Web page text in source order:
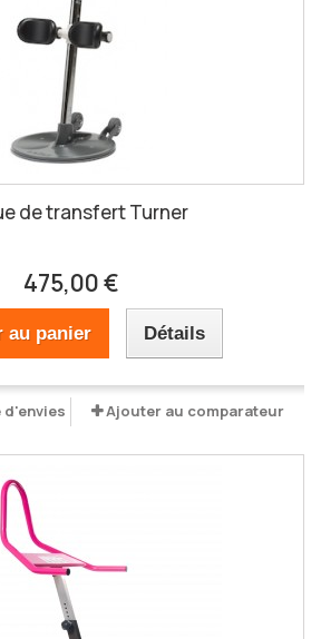
de transfert Turner
475,00 €
au panier Détails
Ajouter au comparateur